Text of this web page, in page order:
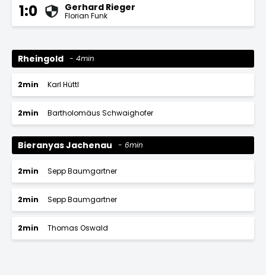
1:0 Gerhard Rieger
Florian Funk
Rheingold 4min
2min Karl Hüttl
2min Bartholomäus Schwaighofer
Bieranyas Jachenau 6min
2min Sepp Baumgartner
2min Sepp Baumgartner
2min Thomas Oswald